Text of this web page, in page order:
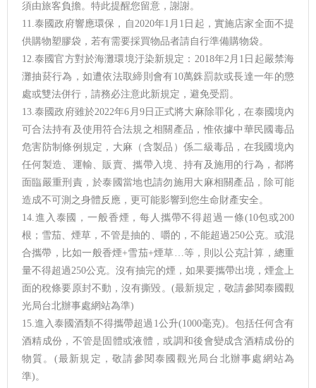
須由旅客負擔。特此提醒您留意，謝謝。
11.泰國政府響應環保，自2020年1月1日起，實施店家全面不提
供購物塑膠袋，若有需要採買物品者請自行準備購物袋。
12.泰國官方對於海灘環境汙染新規定：2018年2月1日起嚴禁海
灘抽菸行為，如遭依法取締則會有10萬銖罰款或長達一年的懲
處或雙法併行，請務必注意此新規定，避免受罰。
13.泰國政府雖於2022年6月9日正式將大麻除罪化，在泰國境內
可合法持有及使用符合法規之相關產品，惟依據中華民國毒品
危害防制條例規定，大麻（含製品）係二級毒品，在我國境內
任何製造、運輸、販賣、攜帶入境、持有及施用的行為，都將
面臨嚴重刑責，於泰國當地也請勿施用大麻相關產品，除可能
造成不可測之身體反應，更可能影響到您生命財產安全。
14.進入泰國，一般香煙，每人攜帶不得超過一條(10包或200
根；雪茄、煙草，不管是抽的、嚼的，不能超過250公克。或混
合攜帶，比如一般香煙+雪茄+煙草…等，則以公克計算，總重
量不得超過250公克。沒有抽完的煙，如果要攜帶出境，煙盒上
面的稅條要原封不動，沒有撕毀。(最新規定，敬請參閱泰國觀
光局台北辦事處網站為準)
15.進入泰國酒類不得攜帶超過1公升(1000毫克)。包括任何含有
酒精成份，不管是固體或液體，或調和後會變成含酒精成份的
物質。(最新規定，敬請參閱泰國觀光局台北辦事處網站為
準)。